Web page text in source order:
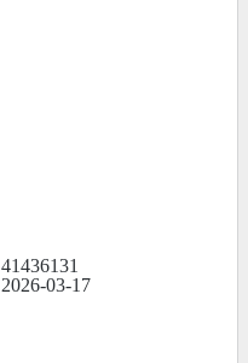
41436131
2026-03-17